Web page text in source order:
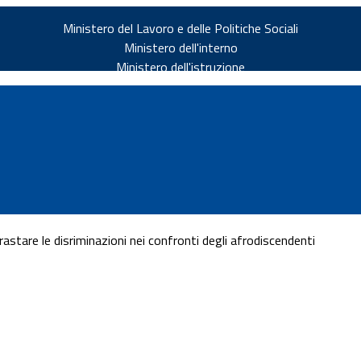
Ministero del Lavoro e delle Politiche Sociali
Ministero dell'interno
Ministero dell'istruzione
le disriminazioni nei confronti degli afrodiscendenti